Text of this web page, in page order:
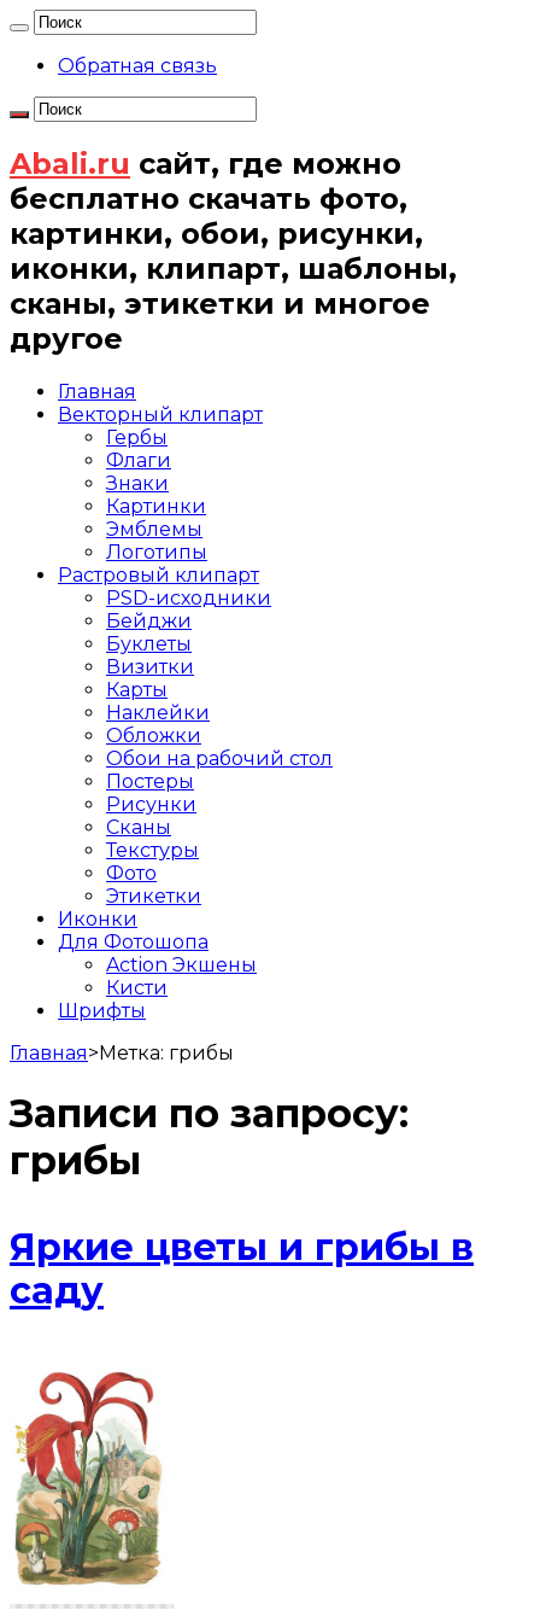
Обратная связь
Abali.ru сайт, где можно
бесплатно скачать фото,
картинки, обои, рисунки,
иконки, клипарт, шаблоны,
сканы, этикетки и многое
другое
Главная
Векторный клипарт
Гербы
Флаги
Знаки
Картинки
Эмблемы
Логотипы
Растровый клипарт
PSD-исходники
Бейджи
Буклеты
Визитки
Карты
Наклейки
Обложки
Обои на рабочий стол
Постеры
Рисунки
Сканы
Текстуры
Фото
Этикетки
Иконки
Для Фотошопа
Action Экшены
Кисти
Шрифты
Главная>Метка: грибы
Записи по запросу:
грибы
Яркие цветы и грибы в
саду